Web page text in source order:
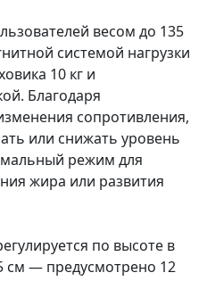
весом до 135
системой нагрузки
10 кг и
Благодаря
сопротивления,
или снижать уровень
режим для
жира или развития
по высоте в
см — предусмотрено 12